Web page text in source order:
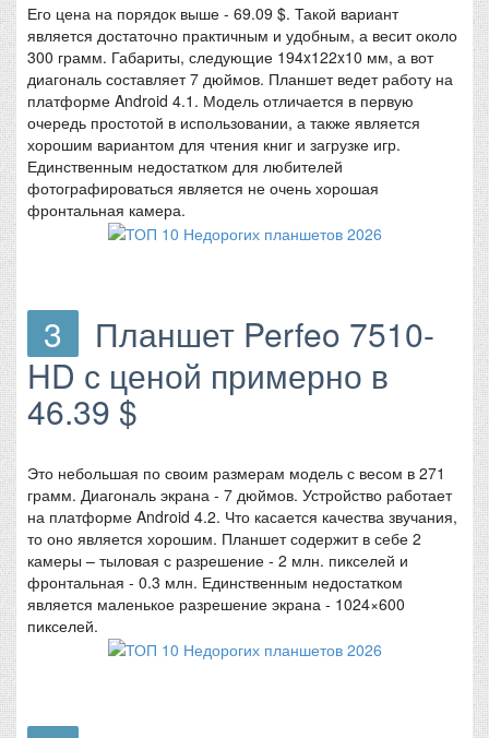
Его цена на порядок выше - 69.09 $. Такой вариант
является достаточно практичным и удобным, а весит около
300 грамм. Габариты, следующие 194x122x10 мм, а вот
диагональ составляет 7 дюймов. Планшет ведет работу на
платформе Android 4.1. Модель отличается в первую
очередь простотой в использовании, а также является
хорошим вариантом для чтения книг и загрузке игр.
Единственным недостатком для любителей
фотографироваться является не очень хорошая
фронтальная камера.
3
Планшет Perfeo 7510-
HD с ценой примерно в
46.39 $
Это небольшая по своим размерам модель с весом в 271
грамм. Диагональ экрана - 7 дюймов. Устройство работает
на платформе Android 4.2. Что касается качества звучания,
то оно является хорошим. Планшет содержит в себе 2
камеры – тыловая с разрешение - 2 млн. пикселей и
фронтальная - 0.3 млн. Единственным недостатком
является маленькое разрешение экрана - 1024×600
пикселей.